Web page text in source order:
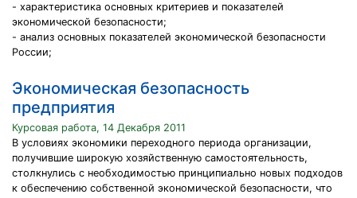
- характеристика основных критериев и показателей
экономической безопасности;
- анализ основных показателей экономической безопасности
России;
Экономическая безопасность
предприятия
Курсовая работа, 14 Декабря 2011
В условиях экономики переходного периода организации,
получившие широкую хозяйственную самостоятельность,
столкнулись с необходимостью принципиально новых подходов
к обеспечению собственной экономической безопасности, что